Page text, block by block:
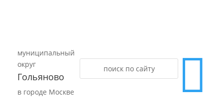
муниципальный
округ
Гольяново
в городе Москве 